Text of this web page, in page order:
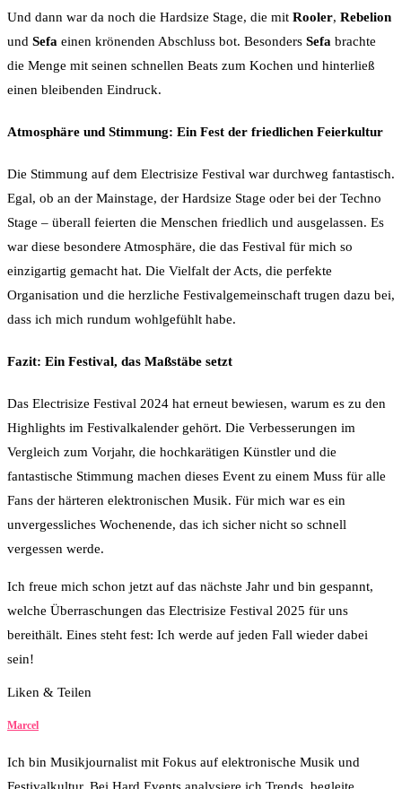
Und dann war da noch die Hardsize Stage, die mit Rooler, Rebelion
und Sefa einen krönenden Abschluss bot. Besonders Sefa brachte
die Menge mit seinen schnellen Beats zum Kochen und hinterließ
einen bleibenden Eindruck.
Atmosphäre und Stimmung: Ein Fest der friedlichen Feierkultur
Die Stimmung auf dem Electrisize Festival war durchweg fantastisch.
Egal, ob an der Mainstage, der Hardsize Stage oder bei der Techno
Stage – überall feierten die Menschen friedlich und ausgelassen. Es
war diese besondere Atmosphäre, die das Festival für mich so
einzigartig gemacht hat. Die Vielfalt der Acts, die perfekte
Organisation und die herzliche Festivalgemeinschaft trugen dazu bei,
dass ich mich rundum wohlgefühlt habe.
Fazit: Ein Festival, das Maßstäbe setzt
Das Electrisize Festival 2024 hat erneut bewiesen, warum es zu den
Highlights im Festivalkalender gehört. Die Verbesserungen im
Vergleich zum Vorjahr, die hochkarätigen Künstler und die
fantastische Stimmung machen dieses Event zu einem Muss für alle
Fans der härteren elektronischen Musik. Für mich war es ein
unvergessliches Wochenende, das ich sicher nicht so schnell
vergessen werde.
Ich freue mich schon jetzt auf das nächste Jahr und bin gespannt,
welche Überraschungen das Electrisize Festival 2025 für uns
bereithält. Eines steht fest: Ich werde auf jeden Fall wieder dabei
sein!
Liken & Teilen
Marcel
Ich bin Musikjournalist mit Fokus auf elektronische Musik und